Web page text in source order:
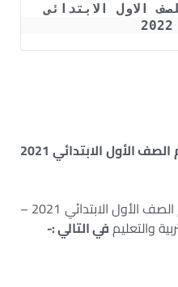
المطلوبة للتقديم للصف الاول الابتدائى
أولا : الأوراق المطلوبة لتقديم الصف الأول الابتدائي 2021
وتتمثل الأوراق المطلوبة لتقديم الصف الأول الابتدائي 2021 –
في التالي :-